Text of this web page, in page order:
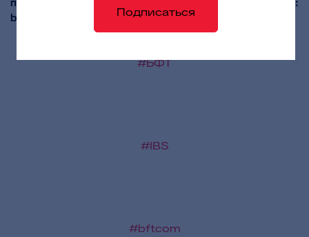
bft@bftcom.com
#БФТ
#IBS
#bftcom
Подписаться